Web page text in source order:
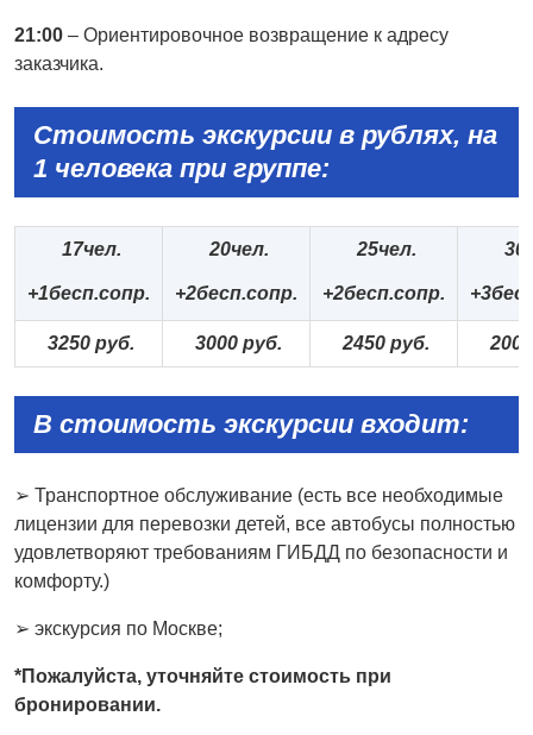
21:00 – Ориентировочное возвращение к адресу
заказчика.
Стоимость экскурсии в рублях, на
1 человека при группе:
17чел.
+1бесп.сопр.
20чел.
+2бесп.сопр.
25чел.
+2бесп.сопр.
3250 руб. 3000 руб. 2450 руб.
В стоимость экскурсии входит:
➢ Транспортное обслуживание (есть все необходимые
лицензии для перевозки детей, все автобусы полностью
удовлетворяют требованиям ГИБДД по безопасности и
комфорту.)
➢ экскурсия по Москве;
*Пожалуйста, уточняйте стоимость при
бронировании.